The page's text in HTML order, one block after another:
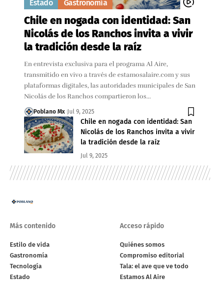
Estado Gastronomía
Chile en nogada con identidad: San
Nicolás de los Ranchos invita a vivir
la tradición desde la raíz
En entrevista exclusiva para el programa Al Aire,
transmitido en vivo a través de estamosalaire.com y sus
plataformas digitales, las autoridades municipales de San
Nicolás de los Ranchos compartieron los…
Poblano Mx Jul 9, 2025
Chile en nogada con identidad: San
Nicolás de los Ranchos invita a vivir
la tradición desde la raíz
Jul 9, 2025
Más contenido
Estilo de vida
Gastronomía
Tecnología
Estado
Acceso rápido
Quiénes somos
Compromiso editorial
Tala: el ave que ve todo
Estamos Al Aire